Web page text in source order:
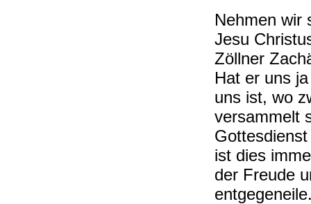
Nehmen wir
Jesu
Zöllner
Hat er uns
uns ist, wo
versammelt
ist dies
der Freude